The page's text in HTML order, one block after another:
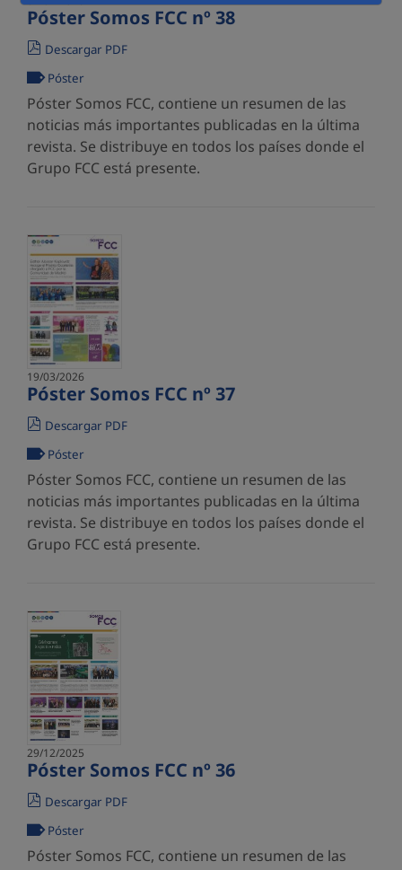
Póster Somos FCC nº 38
Descargar PDF
Póster
Póster Somos FCC, contiene un resumen de las
noticias más importantes publicadas en la última
revista. Se distribuye en todos los países donde el
Grupo FCC está presente.
19/03/2026
Póster Somos FCC nº 37
Descargar PDF
Póster
Póster Somos FCC, contiene un resumen de las
noticias más importantes publicadas en la última
revista. Se distribuye en todos los países donde el
Grupo FCC está presente.
29/12/2025
Póster Somos FCC nº 36
Descargar PDF
Póster
Póster Somos FCC, contiene un resumen de las